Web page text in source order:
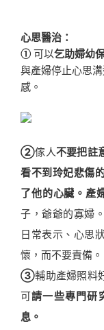
心思醫治：
①可以乞助婦幼
與產婦停止心思
感。
②傢人不要把註
看不到玲妃悲傷
了他的心臟。產
子，爺爺的寡婦
日常表示、心思
懷，而不要責備。
③輔助產婦照料
可請一些專門研
息。